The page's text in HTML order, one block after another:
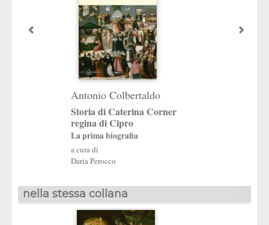
Antonio Colbertaldo
Storia di Caterina Corner
regina di Cipro
La prima biografia
a cura di
Daria Perocco
nella stessa collana